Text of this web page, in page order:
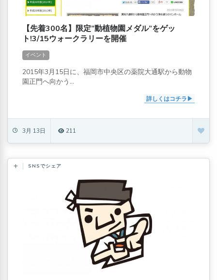
【先着300名】限定”動植物園メダル”をゲッ
ト!3/15ウォークラリーを開催
イベント
2015年3月15日に、福岡市中央区の薬院大通駅から動物
園正門へ向かう...
詳しくはコチラ
3月 13日 211
SNSでシェア